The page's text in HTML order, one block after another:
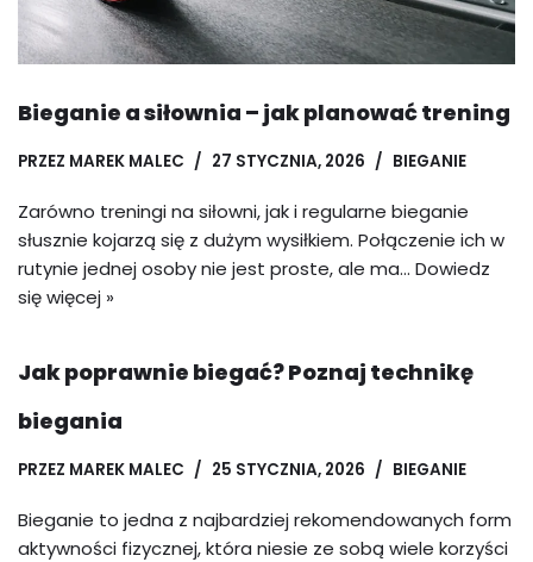
Bieganie a siłownia – jak planować trening
PRZEZ MAREK MALEC 27 STYCZNIA, 2026 BIEGANIE
Zarówno treningi na siłowni, jak i regularne bieganie
słusznie kojarzą się z dużym wysiłkiem. Połączenie ich w
rutynie jednej osoby nie jest proste, ale ma… Dowiedz
się więcej »
Jak poprawnie biegać? Poznaj technikę
biegania
PRZEZ MAREK MALEC 25 STYCZNIA, 2026 BIEGANIE
Bieganie to jedna z najbardziej rekomendowanych form
aktywności fizycznej, która niesie ze sobą wiele korzyści